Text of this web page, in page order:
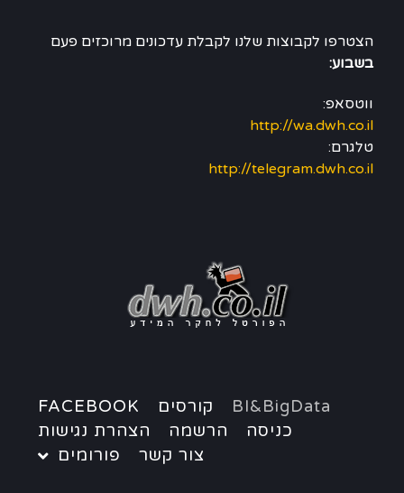
הצטרפו לקבוצות שלנו לקבלת עדכונים מרוכזים פעם
בשבוע:
ווטסאפ:
http://wa.dwh.co.il
טלגרם:
http://telegram.dwh.co.il
BI&BigData קורסים
FACEBOOK
כניסה
הרשמה
הצהרת נגישות
צור קשר
פורומים